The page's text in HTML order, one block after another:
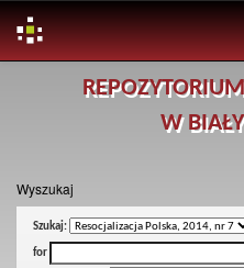
W
Wyszukaj
Szukaj:
for